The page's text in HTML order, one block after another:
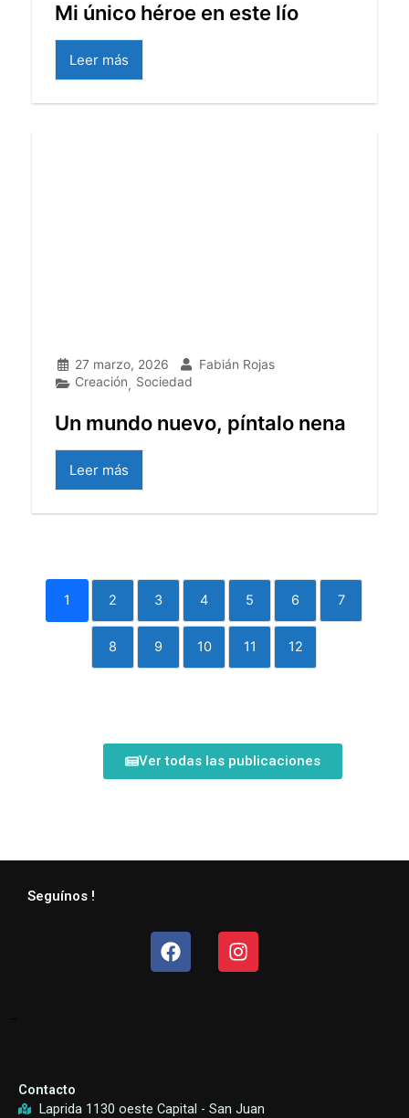
Mi único héroe en este lío
Leer más
27 marzo, 2026
Fabián Rojas
Creación, Sociedad
Un mundo nuevo, píntalo nena
Leer más
1 2 3 4 5 6 7
8 9 10 11 12
Ver todas las publicaciones
Seguínos !
Contacto
Laprida 1130 oeste Capital - San Juan